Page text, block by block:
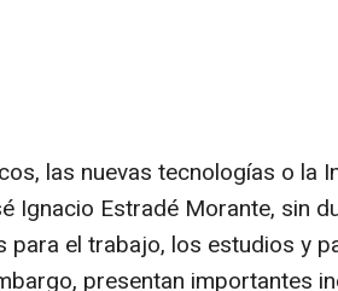
las nuevas tecnologías o la
Ignacio Estradé Morante, sin
para el trabajo, los estudios y
presentan importantes